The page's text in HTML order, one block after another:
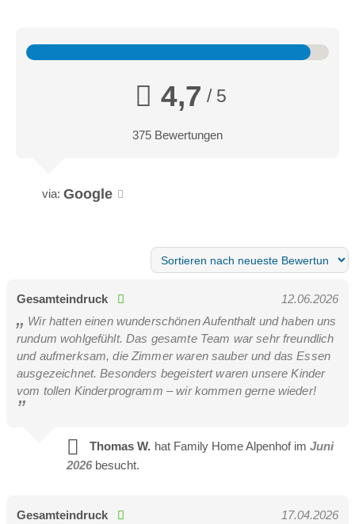
4,7 / 5
375 Bewertungen
via: Google
Gesamteindruck
12.06.2026
Wir hatten einen wunderschönen Aufenthalt und haben uns
rundum wohlgefühlt. Das gesamte Team war sehr freundlich
und aufmerksam, die Zimmer waren sauber und das Essen
ausgezeichnet. Besonders begeistert waren unsere Kinder
vom tollen Kinderprogramm – wir kommen gerne wieder!
Thomas W. hat Family Home Alpenhof im Juni
2026 besucht.
Gesamteindruck
17.04.2026